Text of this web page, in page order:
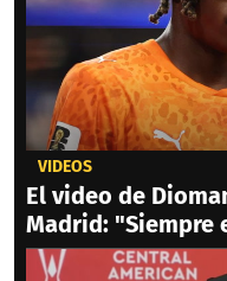
VIDEOS
El video de
Madrid: "Siempre